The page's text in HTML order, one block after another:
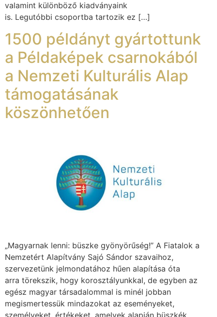
valamint különböző kiadványaink
is. Legutóbbi csoportba tartozik ez […]
1500 példányt gyártottunk
a Példaképek csarnokából
a Nemzeti Kulturális Alap
támogatásának
köszönhetően
„Magyarnak lenni: büszke gyönyörűség!” A Fiatalok a
Nemzetért Alapítvány Sajó Sándor szavaihoz,
szervezetünk jelmondatához hűen alapítása óta
arra törekszik, hogy korosztályunkkal, de egyben az
egész magyar társadalommal is minél jobban
megismertessük mindazokat az eseményeket,